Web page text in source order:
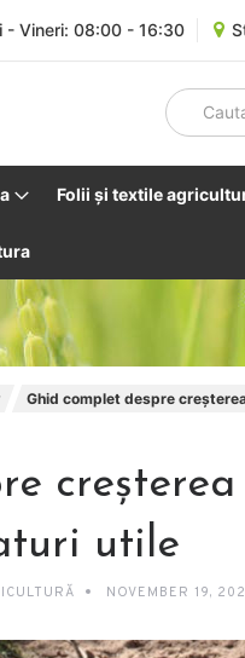
- Vineri: 08:00 - 16:30
Folii și textile
Ghid complet despre
utile
NOVEMBER 19,